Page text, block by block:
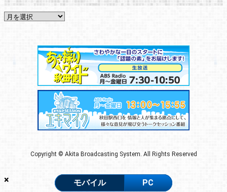
×
Copyright © Akita Broadcasting System. All Rights Reserved
モバイル PC